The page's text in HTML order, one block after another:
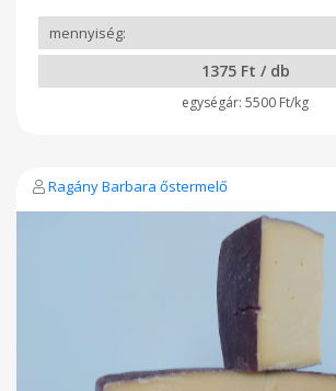
1375 Ft / db
5500 Ft/kg
Ragány Barbara őstermelő